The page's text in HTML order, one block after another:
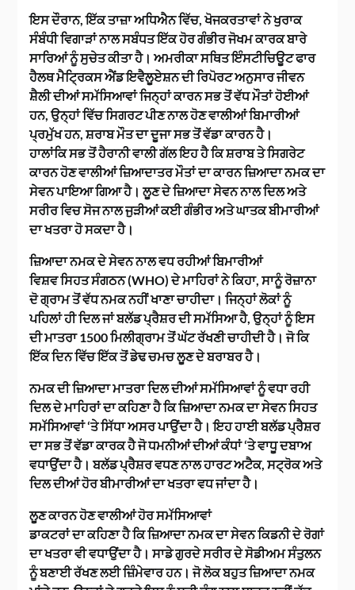
ਇਸ ਦੌਰਾਨ, ਇੱਕ ਤਾਜ਼ਾ ਅਧਿਐਨ ਵਿੱਚ, ਖੋਜਕਰਤਾਵਾਂ ਨੇ ਖੁਰਾਕ
ਸੰਬੰਧੀ ਵਿਗਾੜਾਂ ਨਾਲ ਸਬੰਧਤ ਇੱਕ ਹੋਰ ਗੰਭੀਰ ਜੋਖਮ ਕਾਰਕ ਬਾਰੇ
ਸਾਰਿਆਂ ਨੂੰ ਸੁਚੇਤ ਕੀਤਾ ਹੈ। ਅਮਰੀਕਾ ਸਥਿਤ ਇੰਸਟੀਚਿਊਟ ਫਾਰ
ਹੈਲਥ ਮੈਟ੍ਰਿਕਸ ਐਂਡ ਇਵੈਲੂਏਸ਼ਨ ਦੀ ਰਿਪੋਰਟ ਅਨੁਸਾਰ ਜੀਵਨ
ਸ਼ੈਲੀ ਦੀਆਂ ਸਮੱਸਿਆਵਾਂ ਜਿਨ੍ਹਾਂ ਕਾਰਨ ਸਭ ਤੋਂ ਵੱਧ ਮੌਤਾਂ ਹੋਈਆਂ
ਹਨ, ਉਨ੍ਹਾਂ ਵਿੱਚ ਸਿਗਰਟ ਪੀਣ ਨਾਲ ਹੋਣ ਵਾਲੀਆਂ ਬਿਮਾਰੀਆਂ
ਪ੍ਰਮੁੱਖ ਹਨ, ਸ਼ਰਾਬ ਮੌਤ ਦਾ ਦੂਜਾ ਸਭ ਤੋਂ ਵੱਡਾ ਕਾਰਨ ਹੈ।
ਹਾਲਾਂਕਿ ਸਭ ਤੋਂ ਹੈਰਾਨੀ ਵਾਲੀ ਗੱਲ ਇਹ ਹੈ ਕਿ ਸ਼ਰਾਬ ਤੇ ਸਿਗਰੇਟ
ਕਾਰਨ ਹੋਣ ਵਾਲੀਆਂ ਜ਼ਿਆਦਾਤਰ ਮੌਤਾਂ ਦਾ ਕਾਰਨ ਜ਼ਿਆਦਾ ਨਮਕ ਦਾ
ਸੇਵਨ ਪਾਇਆ ਗਿਆ ਹੈ। ਲੂਣ ਦੇ ਜ਼ਿਆਦਾ ਸੇਵਨ ਨਾਲ ਦਿਲ ਅਤੇ
ਸਰੀਰ ਵਿਚ ਸੋਜ ਨਾਲ ਜੁੜੀਆਂ ਕਈ ਗੰਭੀਰ ਅਤੇ ਘਾਤਕ ਬੀਮਾਰੀਆਂ
ਦਾ ਖਤਰਾ ਹੋ ਸਕਦਾ ਹੈ।
ਜ਼ਿਆਦਾ ਨਮਕ ਦੇ ਸੇਵਨ ਨਾਲ ਵਧ ਰਹੀਆਂ ਬਿਮਾਰੀਆਂ
ਵਿਸ਼ਵ ਸਿਹਤ ਸੰਗਠਨ (WHO) ਦੇ ਮਾਹਿਰਾਂ ਨੇ ਕਿਹਾ, ਸਾਨੂੰ ਰੋਜ਼ਾਨਾ
ਦੋ ਗ੍ਰਾਮ ਤੋਂ ਵੱਧ ਨਮਕ ਨਹੀਂ ਖਾਣਾ ਚਾਹੀਦਾ। ਜਿਨ੍ਹਾਂ ਲੋਕਾਂ ਨੂੰ
ਪਹਿਲਾਂ ਹੀ ਦਿਲ ਜਾਂ ਬਲੱਡ ਪ੍ਰੈਸ਼ਰ ਦੀ ਸਮੱਸਿਆ ਹੈ, ਉਨ੍ਹਾਂ ਨੂੰ ਇਸ
ਦੀ ਮਾਤਰਾ 1500 ਮਿਲੀਗ੍ਰਾਮ ਤੋਂ ਘੱਟ ਰੱਖਣੀ ਚਾਹੀਦੀ ਹੈ। ਜੋ ਕਿ
ਇੱਕ ਦਿਨ ਵਿੱਚ ਇੱਕ ਤੋਂ ਡੇਢ ਚਮਚ ਲੂਣ ਦੇ ਬਰਾਬਰ ਹੈ।
ਨਮਕ ਦੀ ਜ਼ਿਆਦਾ ਮਾਤਰਾ ਦਿਲ ਦੀਆਂ ਸਮੱਸਿਆਵਾਂ ਨੂੰ ਵਧਾ ਰਹੀ
ਦਿਲ ਦੇ ਮਾਹਿਰਾਂ ਦਾ ਕਹਿਣਾ ਹੈ ਕਿ ਜ਼ਿਆਦਾ ਨਮਕ ਦਾ ਸੇਵਨ ਸਿਹਤ
ਸਮੱਸਿਆਵਾਂ ‘ਤੇ ਸਿੱਧਾ ਅਸਰ ਪਾਉਂਦਾ ਹੈ। ਇਹ ਹਾਈ ਬਲੱਡ ਪ੍ਰੈਸ਼ਰ
ਦਾ ਸਭ ਤੋਂ ਵੱਡਾ ਕਾਰਕ ਹੈ ਜੋ ਧਮਨੀਆਂ ਦੀਆਂ ਕੰਧਾਂ ‘ਤੇ ਵਾਧੂ ਦਬਾਅ
ਵਧਾਉਂਦਾ ਹੈ। ਬਲੱਡ ਪ੍ਰੈਸ਼ਰ ਵਧਣ ਨਾਲ ਹਾਰਟ ਅਟੈਕ, ਸਟ੍ਰੋਕ ਅਤੇ
ਦਿਲ ਦੀਆਂ ਹੋਰ ਬੀਮਾਰੀਆਂ ਦਾ ਖਤਰਾ ਵਧ ਜਾਂਦਾ ਹੈ।
ਲੂਣ ਕਾਰਨ ਹੋਣ ਵਾਲੀਆਂ ਹੋਰ ਸਮੱਸਿਆਵਾਂ
ਡਾਕਟਰਾਂ ਦਾ ਕਹਿਣਾ ਹੈ ਕਿ ਜ਼ਿਆਦਾ ਨਮਕ ਦਾ ਸੇਵਨ ਕਿਡਨੀ ਦੇ ਰੋਗਾਂ
ਦਾ ਖਤਰਾ ਵੀ ਵਧਾਉਂਦਾ ਹੈ। ਸਾਡੇ ਗੁਰਦੇ ਸਰੀਰ ਦੇ ਸੋਡੀਅਮ ਸੰਤੁਲਨ
ਨੂੰ ਬਣਾਈ ਰੱਖਣ ਲਈ ਜ਼ਿੰਮੇਵਾਰ ਹਨ। ਜੋ ਲੋਕ ਬਹੁਤ ਜ਼ਿਆਦਾ ਨਮਕ